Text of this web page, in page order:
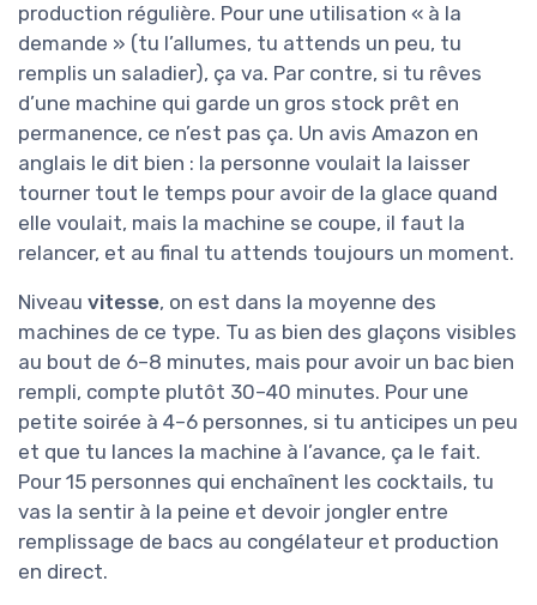
production régulière. Pour une utilisation « à la
demande » (tu l’allumes, tu attends un peu, tu
remplis un saladier), ça va. Par contre, si tu rêves
d’une machine qui garde un gros stock prêt en
permanence, ce n’est pas ça. Un avis Amazon en
anglais le dit bien : la personne voulait la laisser
tourner tout le temps pour avoir de la glace quand
elle voulait, mais la machine se coupe, il faut la
relancer, et au final tu attends toujours un moment.
Niveau vitesse, on est dans la moyenne des
machines de ce type. Tu as bien des glaçons visibles
au bout de 6–8 minutes, mais pour avoir un bac bien
rempli, compte plutôt 30–40 minutes. Pour une
petite soirée à 4–6 personnes, si tu anticipes un peu
et que tu lances la machine à l’avance, ça le fait.
Pour 15 personnes qui enchaînent les cocktails, tu
vas la sentir à la peine et devoir jongler entre
remplissage de bacs au congélateur et production
en direct.